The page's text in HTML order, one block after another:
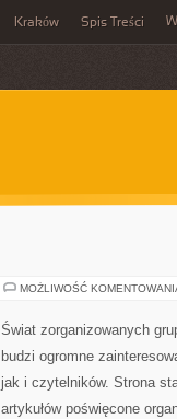
Kraków Spis Treści
MOŻLIWOŚĆ
Świat zorganizowanych
budzi ogromne
jak i czytelników. Strona
artykułów poświęcone